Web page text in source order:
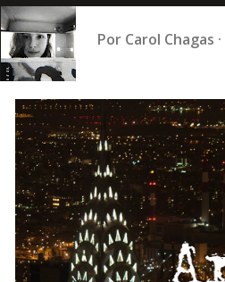
Por Carol Chagas